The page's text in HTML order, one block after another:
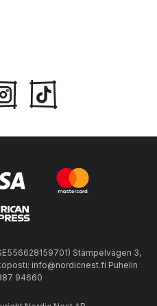
Stämpelvägen 3,
info@nordicnest.fi Puhelin
94660